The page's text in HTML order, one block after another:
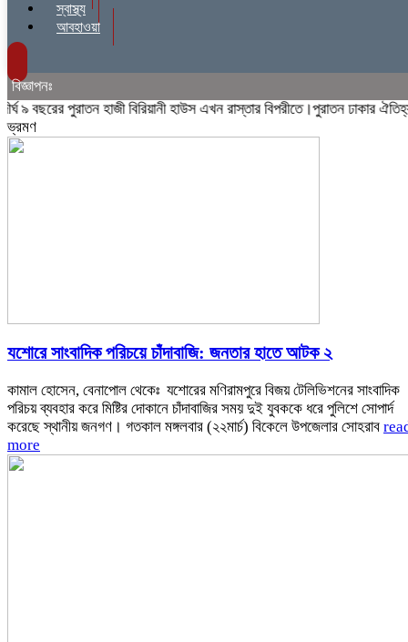
স্বাস্থ্য
আবহাওয়া
বিজ্ঞাপনঃ
পুরাতন হাজী বিরিয়ানী হাউস এখন রাস্তার বিপরীতে।পুরাতন ঢাকার
ভ্রমণ
যশোরে সাংবাদিক পরিচয়ে চাঁদাবাজি: জনতার হাতে আটক ২
কামাল হোসেন, বেনাপোল থেকেঃ যশোরের মণিরামপুরে বিজয় টেলিভিশনের সাংবাদিক
পরিচয় ব্যবহার করে মিষ্টির দোকানে চাঁদাবাজির সময় দুই যুবককে ধরে পুলিশে সোপার্দ
করেছে স্থানীয় জনগণ। গতকাল মঙ্গলবার (২২মার্চ) বিকেলে উপজেলার সোহরাব
more